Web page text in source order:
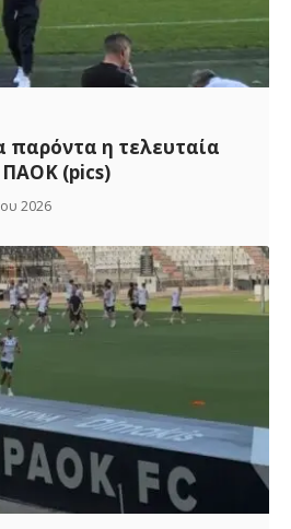
παρόντα η τελευταία
(pics)
2026